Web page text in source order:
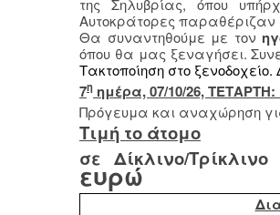
της Σηλυβρίας, όπου
Αυτοκράτορες παραθέριζαν
Θα συναντηθούμε με τον
όπου θα μας ξεναγήσει.
Τακτοποίηση στο
7η ημέρα, 07/10/26,
Πρόγευμα και αναχώρηση
Τιμή το άτομο
σε Δίκλινο/
ευρώ